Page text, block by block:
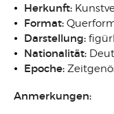
Herkunft:
Format:
Darstellung:
Nationalität:
Epoche:
Anmerkungen: